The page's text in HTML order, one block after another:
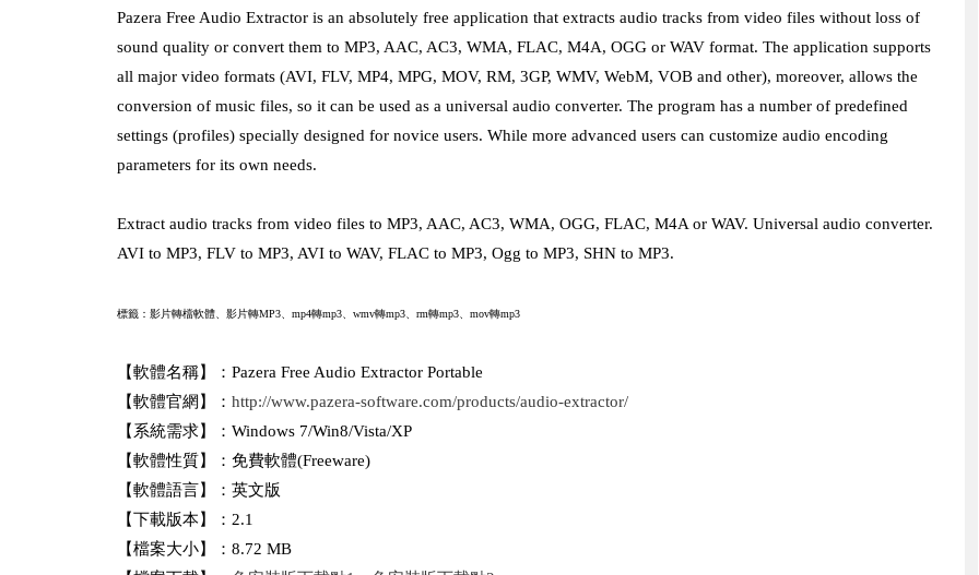
Pazera Free Audio Extractor is an absolutely free application that extracts audio tracks from video files without loss of
sound quality or convert them to MP3, AAC, AC3, WMA, FLAC, M4A, OGG or WAV format. The application supports
all major video formats (AVI, FLV, MP4, MPG, MOV, RM, 3GP, WMV, WebM, VOB and other), moreover, allows the
conversion of music files, so it can be used as a universal audio converter. The program has a number of predefined
settings (profiles) specially designed for novice users. While more advanced users can customize audio encoding
parameters for its own needs.
Extract audio tracks from video files to MP3, AAC, AC3, WMA, OGG, FLAC, M4A or WAV. Universal audio converter.
AVI to MP3, FLV to MP3, AVI to WAV, FLAC to MP3, Ogg to MP3, SHN to MP3.
標籤：影片轉檔軟體、 影片轉MP3、mp4轉mp3、wmv轉mp3、rm轉mp3、mov轉mp3
【軟體名稱】：Pazera Free Audio Extractor Portable
【軟體官網】： http://www.pazera-software.com/products/audio-extractor/
【系統需求】：Windows 7/Win8/Vista/XP
【軟體性質】：免費軟體(Freeware)
【軟體語言】：英文版
【下載版本】：2.1
【檔案大小】：8.72 MB